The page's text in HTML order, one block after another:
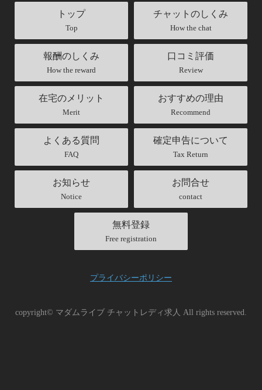
トップ
Top
チャットのしくみ
How the chat
報酬のしくみ
How the reward
口コミ評価
Review
在宅のメリット
Merit
おすすめの理由
Recommend
よくある質問
FAQ
確定申告について
Tax Return
お知らせ
Notice
お問合せ
contact
無料登録
Free registration
プライバシーポリシー
copyright© マダムライブ チャットレディ求人 All rights reserved.